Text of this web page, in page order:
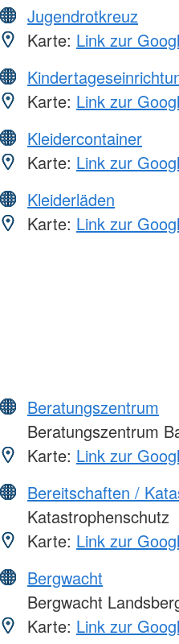
Jugendrotkreuz
Karte: Link zur
Karte: Link zur
Kleidercontainer
Karte: Link zur
Kleiderläden
Karte: Link zur
Beratungszentrum
Beratungszentrum
Karte: Link zur
Bereitschaften /
Katastrophenschutz
Karte: Link zur
Bergwacht
Bergwacht
Karte: Link zur